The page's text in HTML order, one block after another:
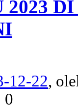
2023
12-22,
0